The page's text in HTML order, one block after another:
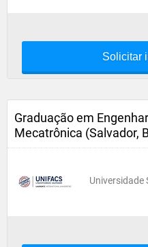
Solicitar
Graduação em
Mecatrônica (Salvador,
Universidade